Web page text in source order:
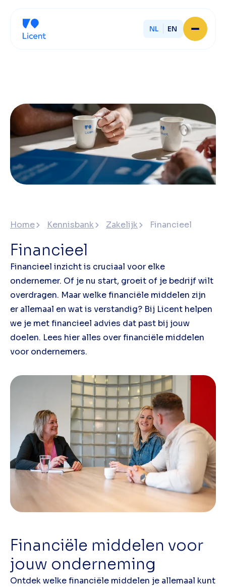
NL EN
Sluit je aan
Onze ondernemers
Werken bij
Onze mensen
Actueel
Contact
Home Kennisbank Zakelijk Financieel
Financieel
Financieel inzicht is cruciaal voor elke
ondernemer. Of je nu start, groeit of je bedrijf wilt
overdragen. Maar welke financiële middelen zijn
er allemaal en wat is verstandig? Bij Licent helpen
we je met financieel advies dat past bij jouw
doelen. Lees hier alles over financiële middelen
voor ondernemers.
Financiële middelen voor
jouw onderneming
Ontdek welke financiële middelen je allemaal kunt